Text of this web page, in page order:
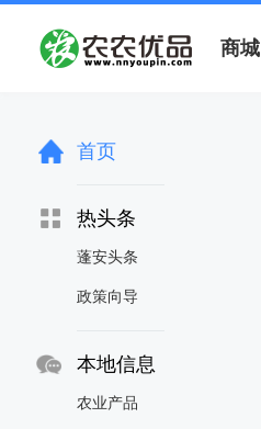
商城
首页
热头条
蓬安头条
政策向导
本地信息
农业产品